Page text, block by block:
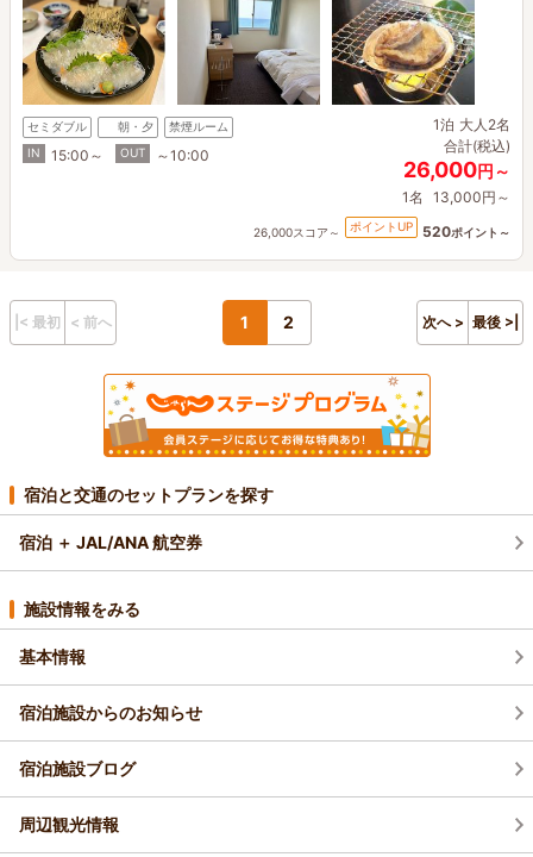
セミダブル 朝・夕
禁煙ルーム
IN
15:00～ OUT ～10:00
1泊 大人2名
合計(税込)
26,000円～
1名 13,000円～
26,000スコア～ ポイントUP 520ポイント～
|< 最初 < 前へ 1 2 次へ > 最後 >|
宿泊と交通のセットプランを探す
宿泊 ＋ JAL/ANA 航空券
施設情報をみる
基本情報
宿泊施設からのお知らせ
宿泊施設ブログ
周辺観光情報